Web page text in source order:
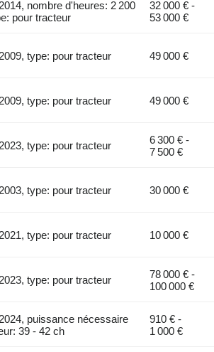
nombre d'heures: 2 200
pour tracteur
32 000 € -
53 000 €
type: pour tracteur 49 000 €
type: pour tracteur 49 000 €
type: pour tracteur
6 300 € -
7 500 €
type: pour tracteur 30 000 €
type: pour tracteur 10 000 €
type: pour tracteur
78 000 € -
100 000 €
puissance nécessaire
39 - 42 ch
910 € -
1 000 €